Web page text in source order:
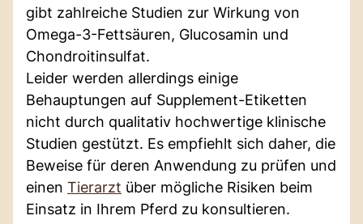
gibt zahlreiche Studien zur Wirkung von
Omega-3-Fettsäuren, Glucosamin und
Chondroitinsulfat.
Leider werden allerdings einige
Behauptungen auf Supplement-Etiketten
nicht durch qualitativ hochwertige klinische
Studien gestützt. Es empfiehlt sich daher, die
Beweise für deren Anwendung zu prüfen und
einen Tierarzt über mögliche Risiken beim
Einsatz in Ihrem Pferd zu konsultieren.